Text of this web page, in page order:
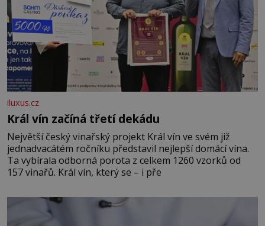
iluxus.cz
Král vín začíná třetí dekádu
Největší český vinařský projekt Král vín ve svém již
jednadvacátém ročníku představil nejlepší domácí vína.
Ta vybírala odborná porota z celkem 1260 vzorků od
157 vinařů. Král vín, který se – i pře